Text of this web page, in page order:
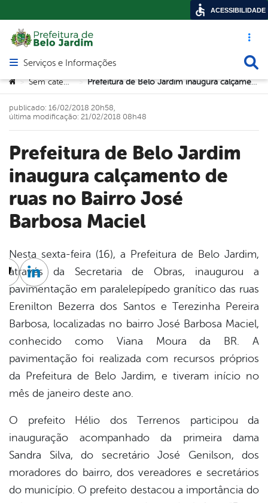
Acesso
Abrir menu principal de navegação
Serviços e Informações
Você está aqui:
> Sem categoria > Prefeitura de Belo Jardim inaugura calçamento de ruas no Bairro José Barbosa Maciel
Prefeitura de Belo Jardim
inaugura calçamento de
ruas no Bairro José
Barbosa Maciel
publicado: 16/02/2018 20h58,
última modificação: 21/02/2018 08h48
Nesta sexta-feira (16), a Prefeitura de Belo Jardim,
através da Secretaria de Obras, inaugurou a
pavimentação em paralelepípedo granítico das ruas
Erenilton Bezerra dos Santos e Terezinha Pereira
Barbosa, localizadas no bairro José Barbosa Maciel,
conhecido como Viana Moura da BR. A
pavimentação foi realizada com recursos próprios
da Prefeitura de Belo Jardim, e tiveram início no
mês de janeiro deste ano.
O prefeito Hélio dos Terrenos participou da
inauguração acompanhado da primeira dama
Sandra Silva, do secretário José Genilson, dos
moradores do bairro, dos vereadores e secretários
do município. O prefeito destacou a importância do
Twitter
Linkedin
ACESSIBILIDADE